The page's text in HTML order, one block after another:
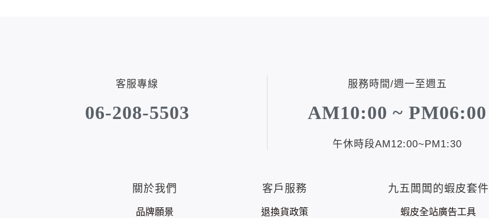
客服專線
06-208-5503
服務時間/週一至週五
AM10:00 ~ PM06:00
午休時段AM12:00~PM1:30
關於我們
品牌願景
客戶服務
退換貨政策
九五闆闆的蝦皮套件
蝦皮全站廣告工具